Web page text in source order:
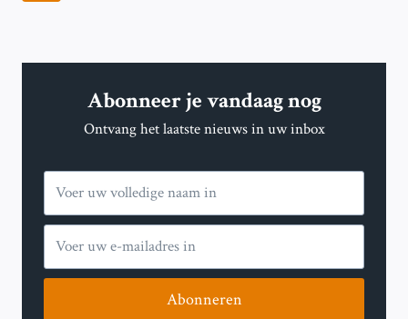
OOSTEN
DE
CONGO
Abonneer je vandaag nog
Ontvang het laatste nieuws in uw inbox
Abonneren